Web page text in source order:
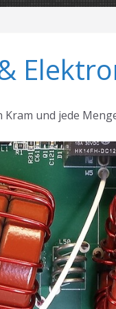
und jede